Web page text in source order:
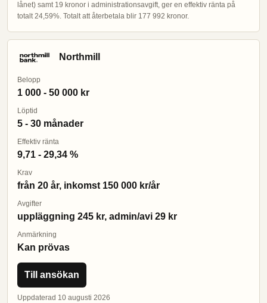
lånet) samt 19 kronor i administrationsavgift, ger en effektiv ränta på
totalt 24,59%. Totalt att återbetala blir 177 992 kronor.
Northmill
Belopp
1 000 - 50 000 kr
Löptid
5 - 30 månader
Effektiv ränta
9,71 - 29,34 %
Krav
från 20 år, inkomst 150 000 kr/år
Avgifter
uppläggning 245 kr, admin/avi 29 kr
Anmärkning
Kan prövas
Till ansökan
Uppdaterad 10 augusti 2026